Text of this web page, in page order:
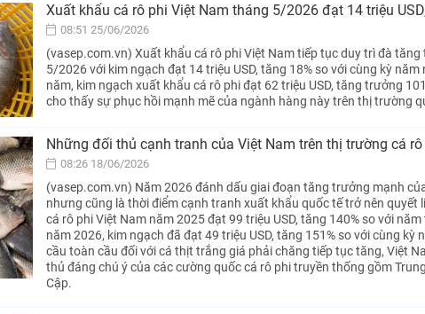
Xuất khẩu cá rô phi Việt Nam tháng 5/2026 đạt 14 triệu
08:51 25/06/2026
(vasep.com.vn) Xuất khẩu cá rô phi Việt Nam tiếp tục duy trì đà
5/2026 với kim ngạch đạt 14 triệu USD, tăng 18% so với cùng kỳ
năm, kim ngạch xuất khẩu cá rô phi đạt 62 triệu USD, tăng trưởng
cho thấy sự phục hồi mạnh mẽ của ngành hàng này trên thị trường
Những đối thủ cạnh tranh của Việt Nam trên thị trường cá
08:26 18/06/2026
(vasep.com.vn) Năm 2026 đánh dấu giai đoạn tăng trưởng mạnh
nhưng cũng là thời điểm cạnh tranh xuất khẩu quốc tế trở nên quyết
cá rô phi Việt Nam năm 2025 đạt 99 triệu USD, tăng 140% so với
năm 2026, kim ngạch đã đạt 49 triệu USD, tăng 151% so với cùng kỳ
cầu toàn cầu đối với cá thịt trắng giá phải chăng tiếp tục tăng, Việt
thủ đáng chú ý của các cường quốc cá rô phi truyền thống gồm
Cập.